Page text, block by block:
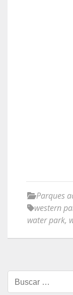
Parques
western
water park,
Buscar: